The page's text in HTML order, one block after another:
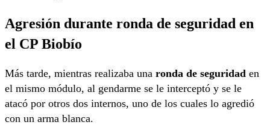
Agresión durante ronda de seguridad en
el CP Biobío
Más tarde, mientras realizaba una ronda de seguridad en
el mismo módulo, al gendarme se le interceptó y se le
atacó por otros dos internos, uno de los cuales lo agredió
con un arma blanca.